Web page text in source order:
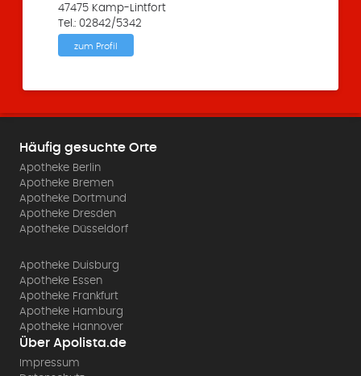
47475 Kamp-Lintfort
Tel.: 02842/5342
zum Profil
Häufig gesuchte Orte
Apotheke Berlin
Apotheke Bremen
Apotheke Dortmund
Apotheke Dresden
Apotheke Düsseldorf
Apotheke Duisburg
Apotheke Essen
Apotheke Frankfurt
Apotheke Hamburg
Apotheke Hannover
Über Apolista.de
Impressum